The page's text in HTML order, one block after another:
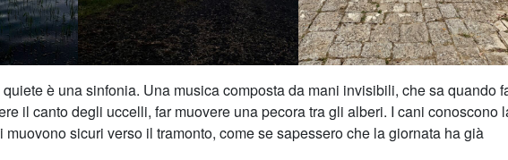
è una sinfonia. Una musica composta da mani invisibili, che sa quando
il canto degli uccelli, far muovere una pecora tra gli alberi. I cani conoscono
sicuri verso il tramonto, come se sapessero che la giornata ha già